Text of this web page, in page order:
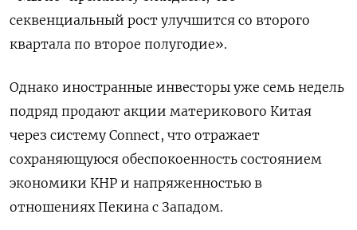
секвенциальный рост улучшится со второго
квартала по второе полугодие».
Однако иностранные инвесторы уже семь недель
подряд продают акции материкового Китая
через систему Connect, что отражает
сохраняющуюся обеспокоенность состоянием
экономики КНР и напряженностью в
отношениях Пекина с Западом.